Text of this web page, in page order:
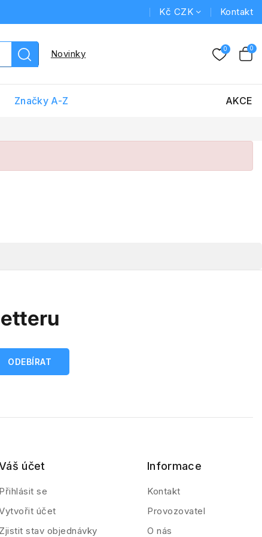
Kč CZK Kontakt
Novinky
Značky A-Z AKCE
účet
Přihlásit se
účet
Zjistit stav objednávky
Informace
Kontakt
Provozovatel
O nás